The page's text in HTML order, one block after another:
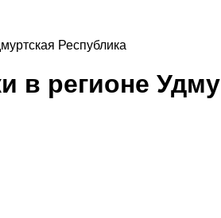
Республика
в регионе